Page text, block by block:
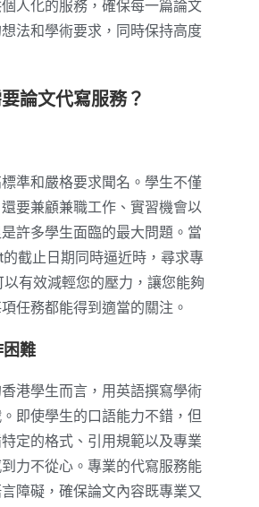
人化的服務，確保每一篇論文
法和學術要求，同時保持高度
論文代寫服務？
準和嚴格要求聞名。學生不僅
要兼顧兼職工作、實習機會以
許多學生面臨的最大問題。當
截止日期同時逼近時，尋求專
以有效減輕您的壓力，讓您能夠
任務都能得到適當的關注。
難
港學生而言，用英語撰寫學術
即使學生的口語能力不錯，但
定的格式、引用規範以及專業
力不從心。專業的代寫服務能
障礙，確保論文內容既專業又